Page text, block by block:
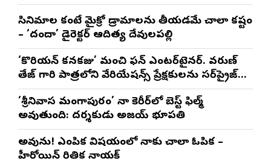
సినిమాల కంటే మైక్రో డ్రామాలను తీయడమే చాలా కష్టం
– ‘దందా’ డైరెక్ట‌ర్ ఆదిత్య దేవులపల్లి
‘కొరియన్ కనకరాజు’ మంచి ఫన్ ఎంటర్‌టైనర్. వరుణ్
తేజ్ గారి పాత్రలోని వేరియేషన్స్ ప్రేక్షకులను సర్‌ప్రైజ్
చేస్తాయి : దర్శకుడు మేర్లపాక గాంధీ
‘శ్రీనివాస మంగాపురం’ నా కెరీర్‌లో బెస్ట్ ఫిల్మ్
అవుతుంది: దర్శకుడు అజయ్ భూపతి
అవును! ఎంపిక విషయంలో నాకు చాలా ఓపిక –
హీరోయిన్ రితిక నాయక్